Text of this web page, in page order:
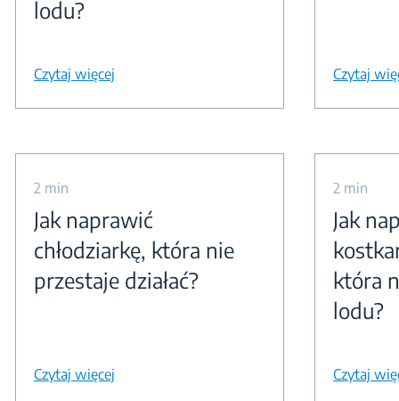
lodu?
Czytaj więcej Czytaj
2 min
Jak naprawić
chłodziarkę, która nie
przestaje działać?
Czytaj więcej
2 min
Jak
która
lodu?
Czytaj